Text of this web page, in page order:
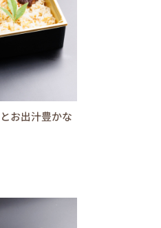
お出汁豊かな